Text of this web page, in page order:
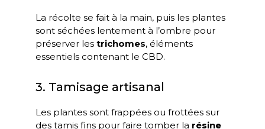
La récolte se fait à la main, puis les plantes
sont séchées lentement à l’ombre pour
préserver les trichomes, éléments
essentiels contenant le CBD.
3. Tamisage artisanal
Les plantes sont frappées ou frottées sur
des tamis fins pour faire tomber la résine